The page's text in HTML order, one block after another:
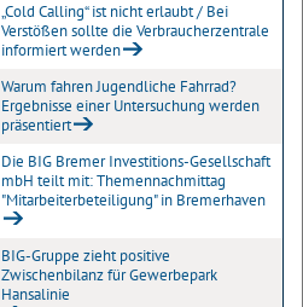
„Cold Calling“ ist nicht erlaubt / Bei
Verstößen sollte die Verbraucherzentrale
informiert werden
Warum fahren Jugendliche Fahrrad?
Ergebnisse einer Untersuchung werden
präsentiert
Die BIG Bremer Investitions-Gesellschaft
mbH teilt mit: Themennachmittag
"Mitarbeiterbeteiligung" in Bremerhaven
BIG-Gruppe zieht positive
Zwischenbilanz für Gewerbepark
Hansalinie